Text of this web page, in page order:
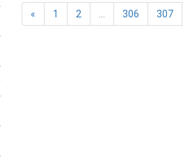
« 1 2 306 307